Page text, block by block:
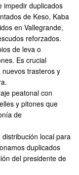
impedir duplicados
de Keso, Kaba
en Vallegrande,
reforzados.
de leva o
Es crucial
trasteros y
peatonal con
y pitones que
de
local para
duplicados
del presidente de